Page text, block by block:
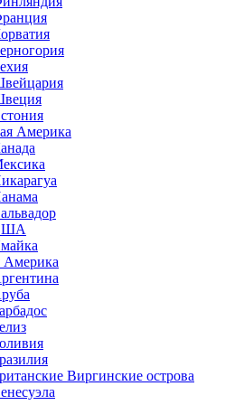
Америка
Виргинские острова